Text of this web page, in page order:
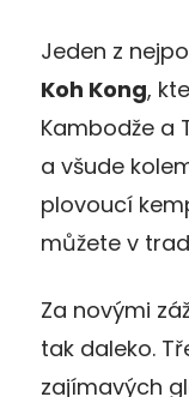
Jeden z
Koh Kong,
Kambodže a
a všude
plovoucí
můžete v
Za novými
tak daleko.
zajímavých